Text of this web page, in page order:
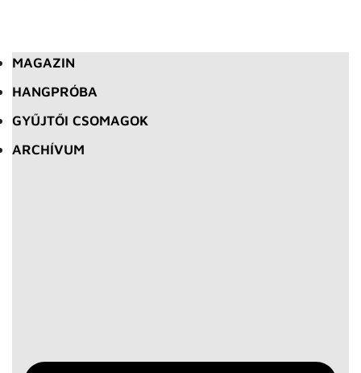
MAGAZIN
HANGPRÓBA
GYŰJTŐI CSOMAGOK
ARCHÍVUM